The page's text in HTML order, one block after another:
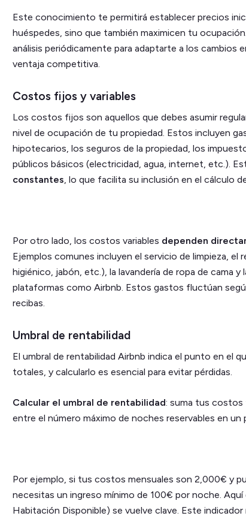
Este conocimiento te permitirá establecer precios
huéspedes, sino que también maximicen tu
análisis periódicamente para adaptarte a los cambios
ventaja competitiva.
Costos fijos y variables
Los costos fijos son aquellos que debes asumir
nivel de ocupación de tu propiedad. Estos incluyen
hipotecarios, los seguros de la propiedad, los
públicos básicos (electricidad, agua, internet, etc.).
constantes, lo que facilita su inclusión en el cálculo
Por otro lado, los costos variables dependen
Ejemplos comunes incluyen el servicio de limpieza, el
higiénico, jabón, etc.), la lavandería de ropa de cama
plataformas como Airbnb. Estos gastos fluctúan
recibas.
Umbral de rentabilidad
El umbral de rentabilidad Airbnb indica el punto en el
totales, y calcularlo es esencial para evitar pérdidas.
Calcular el umbral de rentabilidad: suma tus costos
entre el número máximo de noches reservables en un
Por ejemplo, si tus costos mensuales son 2,000€ y
necesitas un ingreso mínimo de 100€ por noche. Aquí
Habitación Disponible) se vuelve clave. Este